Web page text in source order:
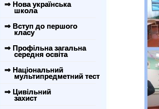
⇒ Нова українська
школа
⇒ Вступ до першого
класу
⇒ Профільна загальна
середня освіта
⇒ Національний
мультипредметний тест
⇒ Цивільний
захист